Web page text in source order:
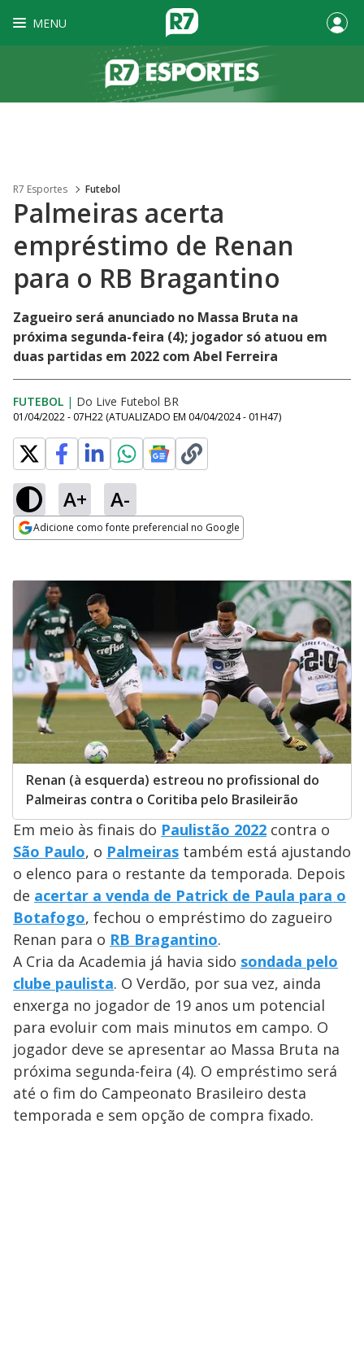
MENU
R7 Esportes Futebol
Palmeiras acerta
empréstimo de Renan
para o RB Bragantino
Zagueiro será anunciado no Massa Bruta na
próxima segunda-feira (4); jogador só atuou em
duas partidas em 2022 com Abel Ferreira
FUTEBOL | Do Live Futebol BR
01/04/2022 - 07H22 (ATUALIZADO EM 04/04/2024 - 01H47)
A+ A-
Adicione como fonte preferencial no Google
Renan (à esquerda) estreou no profissional do
Palmeiras contra o Coritiba pelo Brasileirão
Em meio às finais do Paulistão 2022 contra o
São Paulo, o Palmeiras também está ajustando
o elenco para o restante da temporada. Depois
de acertar a venda de Patrick de Paula para o
Botafogo, fechou o empréstimo do zagueiro
Renan para o RB Bragantino.
A Cria da Academia já havia sido sondada pelo
clube paulista. O Verdão, por sua vez, ainda
enxerga no jogador de 19 anos um potencial
para evoluir com mais minutos em campo. O
jogador deve se apresentar ao Massa Bruta na
próxima segunda-feira (4). O empréstimo será
até o fim do Campeonato Brasileiro desta
temporada e sem opção de compra fixado.